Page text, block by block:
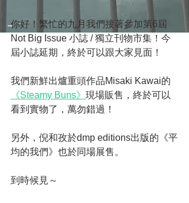
你好！繁忙的九月我們接著參加第6屆
Not Big Issue 小誌 / 獨立刊物市集！今
屆小誌延期，終於可以跟大家見面！
我們新鮮出爐重頭作品Misaki Kawai的
《Steamy Buns》 現場販售，終於可以
看到實物了，萬勿錯過！
另外，倪和孜於dmp editions出版的《平
均的我們》也於同場展售。
到時候見～